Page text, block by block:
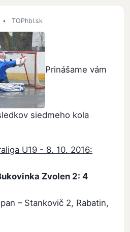
• TOPhbl.sk
Prinášame vám
siedmeho kola
U19 - 8. 10. 2016:
Zvolen 2: 4
– Stankovič 2, Rabatin,